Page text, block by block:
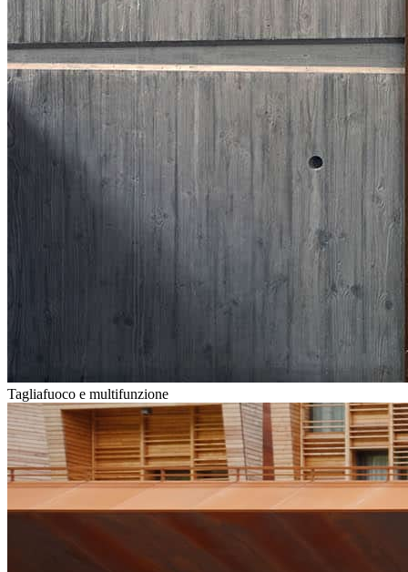
Tagliafuoco e multifunzione